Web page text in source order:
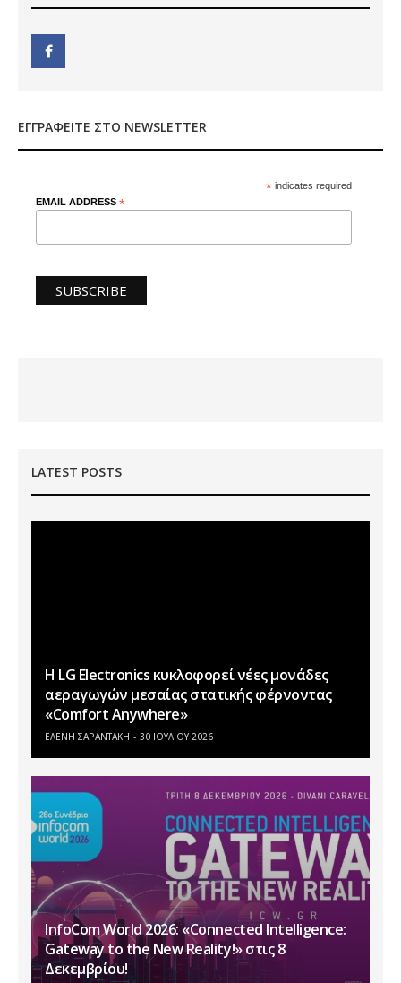
ΕΓΓΡΑΦΕΊΤΕ ΣΤΟ NEWSLETTER
* indicates required
EMAIL ADDRESS *
LATEST POSTS
Η LG Electronics κυκλοφορεί νέες μονάδες
αεραγωγών μεσαίας στατικής φέρνοντας
«Comfort Anywhere»
ΕΛΕΝΗ ΣΑΡΑΝΤΑΚΗ 30 ΙΟΥΛΊΟΥ 2026
InfoCom World 2026: «Connected Intelligence:
Gateway to the New Reality!» στις 8
Δεκεμβρίου!